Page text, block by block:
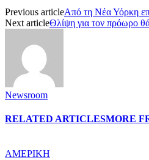
Previous articleΑπό τη Νέα Υόρκη
Next articleΘλίψη για τον πρόωρο
Newsroom
RELATED ARTICLESMORE
ΑΜΕΡΙΚΗ